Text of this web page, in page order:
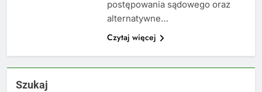
postępowania sądowego oraz
alternatywne…
Czytaj więcej
Szukaj